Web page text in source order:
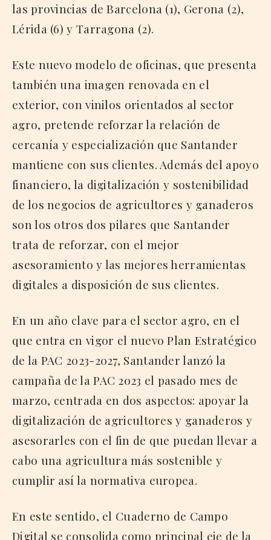
las provincias de Barcelona (1), Gerona (2),
Lérida (6) y Tarragona (2).
Este nuevo modelo de oficinas, que presenta
también una imagen renovada en el
exterior, con vinilos orientados al sector
agro, pretende reforzar la relación de
cercanía y especialización que Santander
mantiene con sus clientes. Además del apoyo
financiero, la digitalización y sostenibilidad
de los negocios de agricultores y ganaderos
son los otros dos pilares que Santander
trata de reforzar, con el mejor
asesoramiento y las mejores herramientas
digitales a disposición de sus clientes.
En un año clave para el sector agro, en el
que entra en vigor el nuevo Plan Estratégico
de la PAC 2023-2027, Santander lanzó la
campaña de la PAC 2023 el pasado mes de
marzo, centrada en dos aspectos: apoyar la
digitalización de agricultores y ganaderos y
asesorarles con el fin de que puedan llevar a
cabo una agricultura más sostenible y
cumplir así la normativa europea.
En este sentido, el Cuaderno de Campo
Digital se consolida como principal eje de la